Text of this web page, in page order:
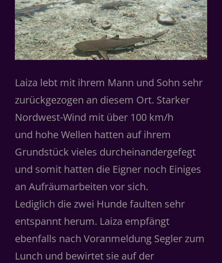
Laiza lebt mit ihrem Mann und Sohn sehr
zurückgezogen an diesem Ort. Starker
Nordwest-Wind mit über 100 km/h
und hohe Wellen hatten auf ihrem
Grundstück vieles durcheinandergefegt
und somit hatten die Eigner noch Einiges
an Aufräumarbeiten vor sich.
Lediglich die zwei Hunde faulten sehr
entspannt herum. Laiza empfängt
ebenfalls nach Voranmeldung Segler zum
Lunch und bewirtet sie auf der